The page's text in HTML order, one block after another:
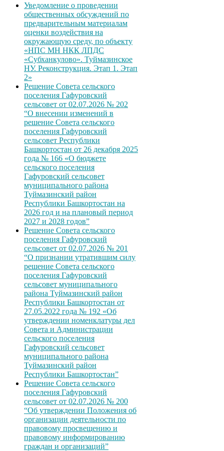
Уведомление о проведении
общественных обсуждений по
предварительным материалам
оценки воздействия на
окружающую среду, по объекту
«НПС МН НКК ЛПДС
«Субханкулово». Туймазинское
НУ. Реконструкция. Этап 1. Этап
2»
Решение Совета сельского
поселения Гафуровский
сельсовет от 02.07.2026 № 202
“О внесении изменений в
решение Совета сельского
поселения Гафуровский
сельсовет Республики
Башкортостан от 26 декабря 2025
года № 166 «О бюджете
сельского поселения
Гафуровский сельсовет
муниципального района
Туймазинский район
Республики Башкортостан на
2026 год и на плановый период
2027 и 2028 годов”
Решение Совета сельского
поселения Гафуровский
сельсовет от 02.07.2026 № 201
“О признании утратившим силу
решение Совета сельского
поселения Гафуровский
сельсовет муниципального
района Туймазинский район
Республики Башкортостан от
27.05.2022 года № 192 «Об
утверждении номенклатуры дел
Совета и Администрации
сельского поселения
Гафуровский сельсовет
муниципального района
Туймазинский район
Республики Башкортостан”
Решение Совета сельского
поселения Гафуровский
сельсовет от 02.07.2026 № 200
“Об утверждении Положения об
организации деятельности по
правовому просвещению и
правовому информированию
граждан и организаций”